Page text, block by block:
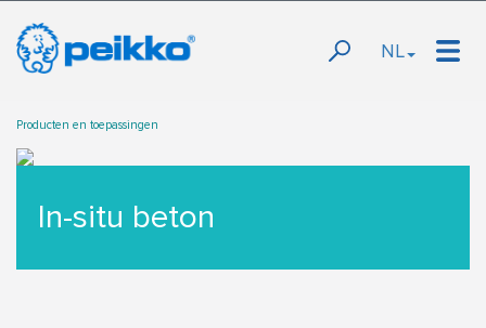
NL
Producten en toepassingen
In-situ beton